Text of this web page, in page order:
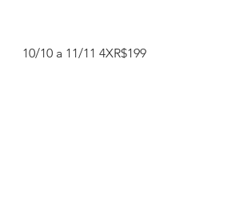
10/10 a 11/11 4XR$199